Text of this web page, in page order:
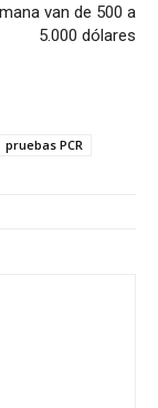
van de 500 a
5.000 dólares
pruebas PCR